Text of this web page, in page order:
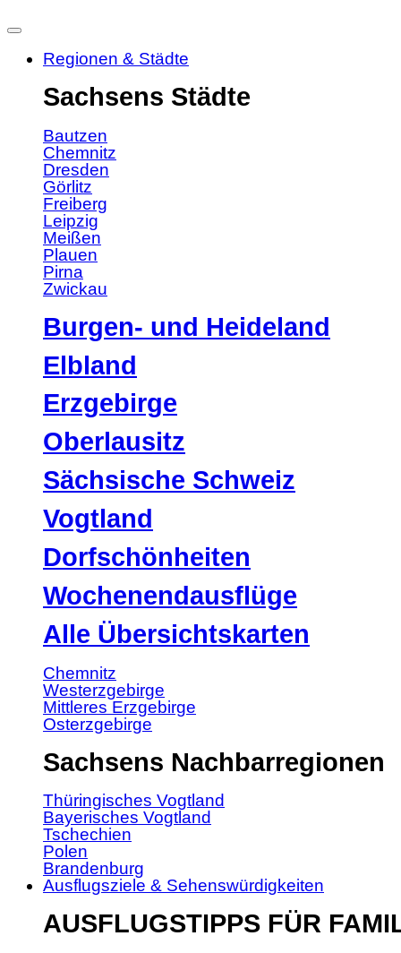
Regionen & Städte
Sachsens Städte
Bautzen
Chemnitz
Dresden
Görlitz
Freiberg
Leipzig
Meißen
Plauen
Pirna
Zwickau
Burgen- und Heideland
Elbland
Erzgebirge
Oberlausitz
Sächsische Schweiz
Vogtland
Dorfschönheiten
Wochenendausflüge
Alle Übersichtskarten
Chemnitz
Westerzgebirge
Mittleres Erzgebirge
Osterzgebirge
Sachsens Nachbarregionen
Thüringisches Vogtland
Bayerisches Vogtland
Tschechien
Polen
Brandenburg
Ausflugsziele & Sehenswürdigkeiten
AUSFLUGSTIPPS FÜR